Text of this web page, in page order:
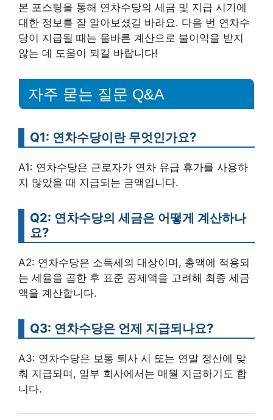
본 포스팅을 통해 연차수당의 세금 및 지급 시기에
대한 정보를 잘 알아보셨길 바라요. 다음 번 연차수
당이 지급될 때는 올바른 계산으로 불이익을 받지
않는 데 도움이 되길 바랍니다!
자주 묻는 질문 Q&A
Q1: 연차수당이란 무엇인가요?
A1: 연차수당은 근로자가 연차 유급 휴가를 사용하
지 않았을 때 지급되는 금액입니다.
Q2: 연차수당의 세금은 어떻게 계산하나
요?
A2: 연차수당은 소득세의 대상이며, 총액에 적용되
는 세율을 곱한 후 표준 공제액을 고려해 최종 세금
액을 계산합니다.
Q3: 연차수당은 언제 지급되나요?
A3: 연차수당은 보통 퇴사 시 또는 연말 정산에 맞
춰 지급되며, 일부 회사에서는 매월 지급하기도 합
니다.